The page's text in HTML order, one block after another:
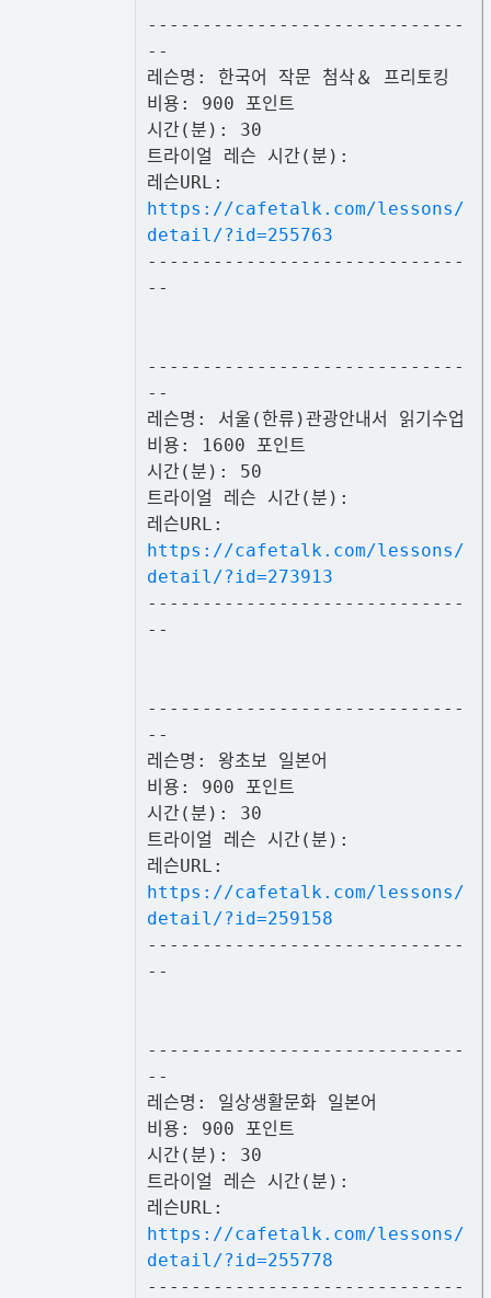
-----------------------------
--
레슨명: 한국어 작문 첨삭＆ 프리토킹
비용: 900 포인트
시간(분): 30
트라이얼 레슨 시간(분):
레슨URL:
https://cafetalk.com/lessons/
detail/?id=255763
-----------------------------
--
-----------------------------
--
레슨명: 서울(한류)관광안내서 읽기수업
비용: 1600 포인트
시간(분): 50
트라이얼 레슨 시간(분):
레슨URL:
https://cafetalk.com/lessons/
detail/?id=273913
-----------------------------
--
-----------------------------
--
레슨명: 왕초보 일본어
비용: 900 포인트
시간(분): 30
트라이얼 레슨 시간(분):
레슨URL:
https://cafetalk.com/lessons/
detail/?id=259158
-----------------------------
--
-----------------------------
--
레슨명: 일상생활문화 일본어
비용: 900 포인트
시간(분): 30
트라이얼 레슨 시간(분):
레슨URL:
https://cafetalk.com/lessons/
detail/?id=255778
-----------------------------